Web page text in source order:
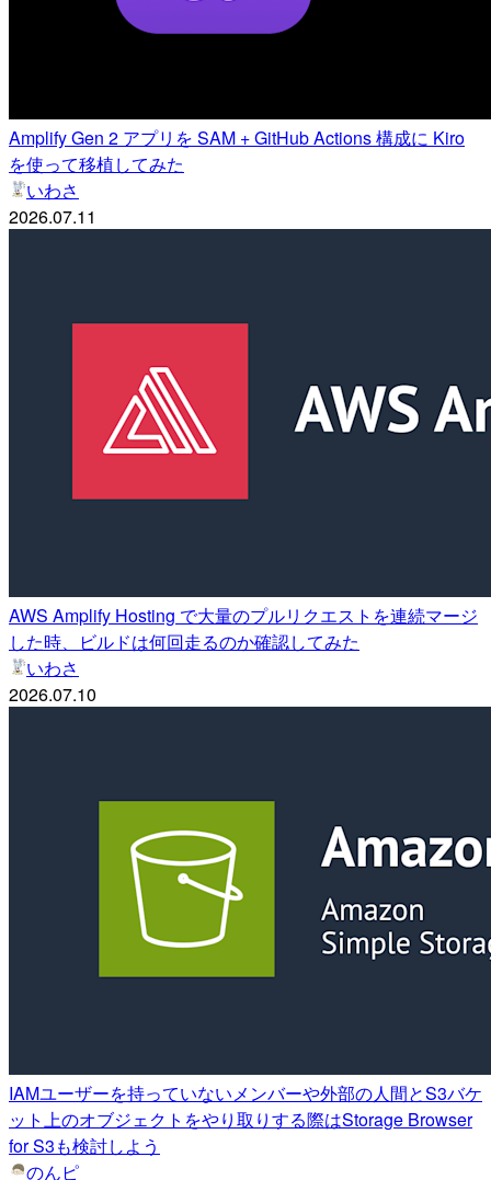
Amplify Gen 2 アプリを SAM + GitHub Actions 構成に Kiro
を使って移植してみた
いわさ
2026.07.11
AWS Amplify Hosting で大量のプルリクエストを連続マージ
した時、ビルドは何回走るのか確認してみた
いわさ
2026.07.10
IAMユーザーを持っていないメンバーや外部の人間とS3バケ
ット上のオブジェクトをやり取りする際はStorage Browser
for S3も検討しよう
のんピ